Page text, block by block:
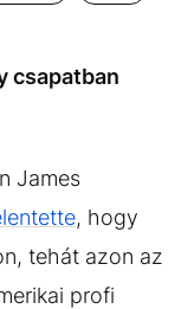
csapatban
James
, hogy
tehát azon az
profi